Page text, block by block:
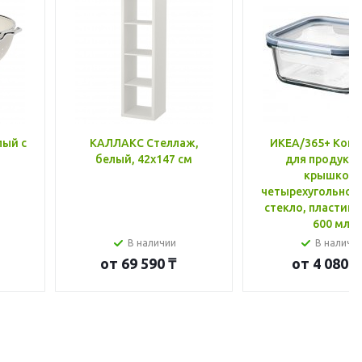
с
КАЛЛАКС Стеллаж,
белый, 42x147 см
В наличии
от 69 590 ₸
ИКЕА/365+
для
крышкой,
стекло, пластик
600 мл
В
от 4 080 ₸